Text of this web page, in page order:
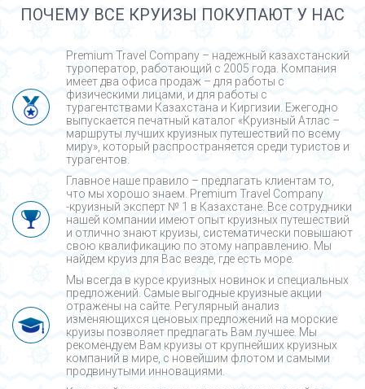
ПОЧЕМУ ВСЕ КРУИЗЫ ПОКУПАЮТ У НАС
Premium Travel Company – надежный казахстанский
туроператор, работающий с 2005 года. Компания
имеет два офиса продаж – для работы с
физическими лицами, и для работы с
турагентствами Казахстана и Киргизии. Ежегодно
выпускается печатный каталог «Круизный Атлас –
маршруты лучших круизных путешествий по всему
миру», который распространяется среди туристов и
турагентов.
Главное наше правило – предлагать клиентам то,
что мы хорошо знаем. Premium Travel Company
-круизный эксперт № 1 в Казахстане. Все сотрудники
нашей компании имеют опыт круизных путешествий
и отлично знают круизы, систематически повышают
свою квалификацию по этому направлению. Мы
найдем круиз для Вас везде, где есть море.
Мы всегда в курсе круизных новинок и специальных
предложений. Самые выгодные круизные акции
отражены на сайте. Регулярный анализ
изменяющихся ценовых предложений на морские
круизы позволяет предлагать Вам лучшее. Мы
рекомендуем Вам круизы от крупнейших круизных
компаний в мире, с новейшим флотом и самыми
продвинутыми инновациями.